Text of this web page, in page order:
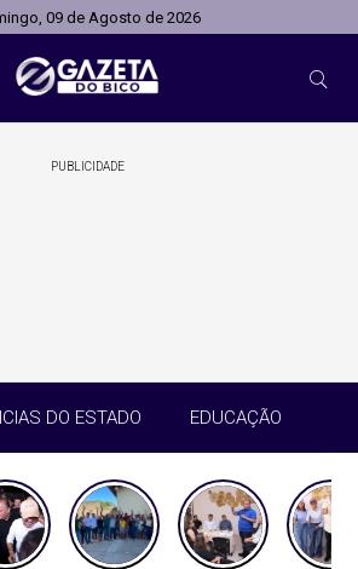
09 de Agosto de 2026
PUBLICIDADE
DO ESTADO EDUCAÇÃO